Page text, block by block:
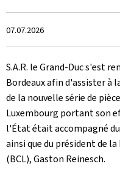
Crée
le
07.07.2026
S.A.R. le Grand-Duc s'est
Bordeaux afin d'assister à
de la nouvelle série de
Luxembourg portant son
l'État était accompagné
ainsi que du président de
(BCL), Gaston Reinesch.